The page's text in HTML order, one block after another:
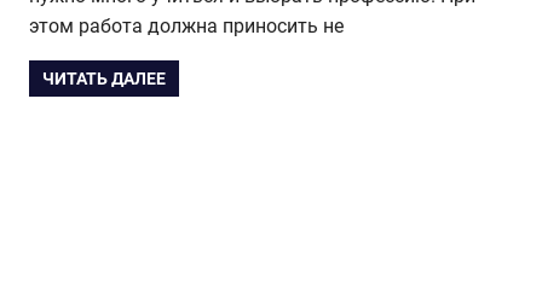
этом работа должна приносить не
ЧИТАТЬ ДАЛЕЕ